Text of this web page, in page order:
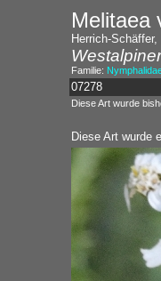
Melitaea
Herrich-Schäffer,
Familie:
07278
Diese Art wurde
Diese Art wurde